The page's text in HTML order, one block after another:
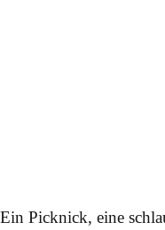
Ein Picknick, eine